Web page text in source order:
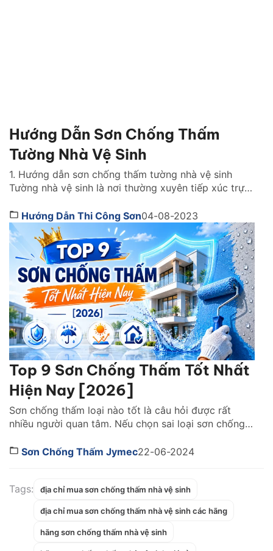
Hướng Dẫn Sơn Chống Thấm
Tường Nhà Vệ Sinh
1. Hướng dẫn sơn chống thấm tường nhà vệ sinh
Tường nhà vệ sinh là nơi thường xuyên tiếp xúc trực
chống thấm tốt, nước có thể ngấm vào tường tạo
ẩm mốc, nứt tường. Lâu ngày sẽ làm tường nhà vệ
sinh bị […]
Hướng Dẫn Thi Công Sơn04-08-2023
Top 9 Sơn Chống Thấm Tốt Nhất
Hiện Nay [2026]
Sơn chống thấm loại nào tốt là câu hỏi được rất
nhiều người quan tâm. Nếu chọn sai loại sơn chống
phát sinh thêm nhiều chi phí sửa chữa về sau.Cùng
Sơn Chống Thấm Jymec22-06-2024
Tags: địa chỉ mua sơn chống thấm nhà vệ sinh
địa chỉ mua sơn chống thấm nhà vệ sinh các hãng
hãng sơn chống thấm nhà vệ sinh